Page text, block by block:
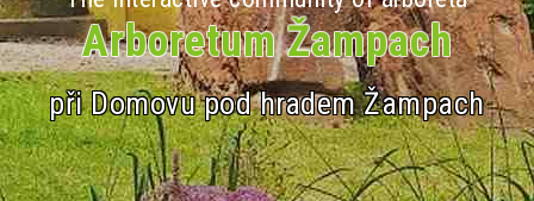
Arboretum Žampach
při Domovu pod hradem Žampach